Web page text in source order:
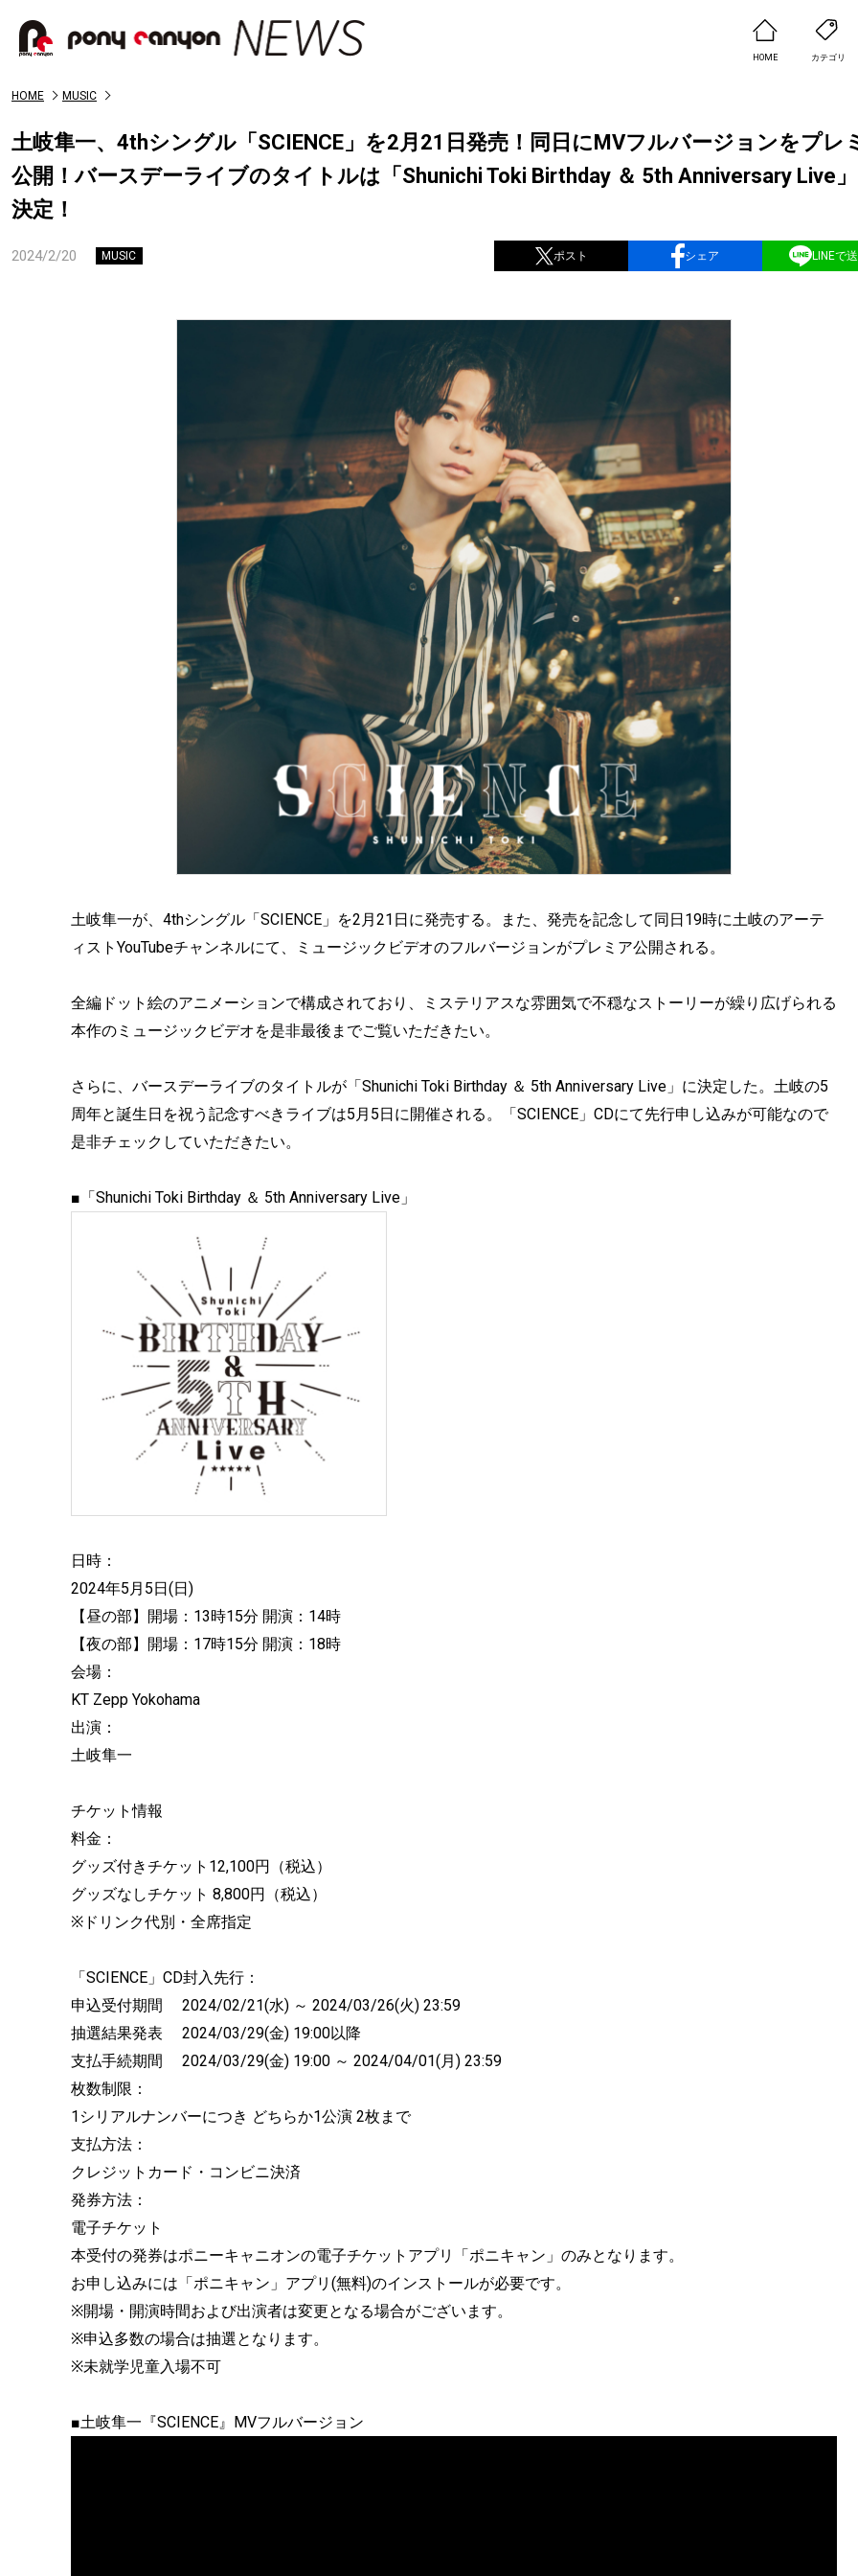
HOME カテゴリ
HOME MUSIC
土岐隼一、4thシングル「SCIENCE」を2月21日発売！同日にMVフルバージョンをプレ
公開！バースデーライブのタイトルは「Shunichi Toki Birthday ＆ 5th Anniversary Live
決定！
2024/2/20 MUSIC ポスト シェア LINEで
土岐隼一が、4thシングル「SCIENCE」を2月21日に発売する。また、発売を記念して同日19時に土岐のアーテ
ィストYouTubeチャンネルにて、ミュージックビデオのフルバージョンがプレミア公開される。
全編ドット絵のアニメーションで構成されており、ミステリアスな雰囲気で不穏なストーリーが繰り広げられる
本作のミュージックビデオを是非最後までご覧いただきたい。
さらに、バースデーライブのタイトルが「Shunichi Toki Birthday ＆ 5th Anniversary Live」に決定した。土岐の5
周年と誕生日を祝う記念すべきライブは5月5日に開催される。「SCIENCE」CDにて先行申し込みが可能なので
是非チェックしていただきたい。
■「Shunichi Toki Birthday ＆ 5th Anniversary Live」
日時：
2024年5月5日(日)
【昼の部】開場：13時15分 開演：14時
【夜の部】開場：17時15分 開演：18時
会場：
KT Zepp Yokohama
出演：
土岐隼一
チケット情報
料金：
グッズ付きチケット12,100円（税込）
グッズなしチケット 8,800円（税込）
※ドリンク代別・全席指定
「SCIENCE」CD封入先行：
申込受付期間 2024/02/21(水) ～ 2024/03/26(火) 23:59
抽選結果発表 2024/03/29(金) 19:00以降
支払手続期間 2024/03/29(金) 19:00 ～ 2024/04/01(月) 23:59
枚数制限：
1シリアルナンバーにつき どちらか1公演 2枚まで
支払方法：
クレジットカード・コンビニ決済
発券方法：
電子チケット
本受付の発券はポニーキャニオンの電子チケットアプリ「ポニキャン」のみとなります。
お申し込みには「ポニキャン」アプリ(無料)のインストールが必要です。
※開場・開演時間および出演者は変更となる場合がございます。
※申込多数の場合は抽選となります。
※未就学児童入場不可
■土岐隼一『SCIENCE』MVフルバージョン